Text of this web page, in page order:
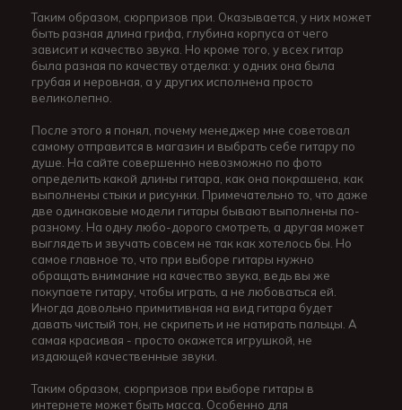
Таким образом, сюрпризов при. Оказывается, у них может
быть разная длина грифа, глубина корпуса от чего
зависит и качество звука. Но кроме того, у всех гитар
была разная по качеству отделка: у одних она была
грубая и неровная, а у других исполнена просто
великолепно.
После этого я понял, почему менеджер мне советовал
самому отправится в магазин и выбрать себе гитару по
душе. На сайте совершенно невозможно по фото
определить какой длины гитара, как она покрашена, как
выполнены стыки и рисунки. Примечательно то, что даже
две одинаковые модели гитары бывают выполнены по-
разному. На одну любо-дорого смотреть, а другая может
выглядеть и звучать совсем не так как хотелось бы. Но
самое главное то, что при выборе гитары нужно
обращать внимание на качество звука, ведь вы же
покупаете гитару, чтобы играть, а не любоваться ей.
Иногда довольно примитивная на вид гитара будет
давать чистый тон, не скрипеть и не натирать пальцы. А
самая красивая - просто окажется игрушкой, не
издающей качественные звуки.
Таким образом, сюрпризов при выборе гитары в
интернете может быть масса. Особенно для